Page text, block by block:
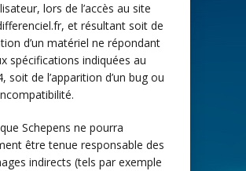
lors de l’accès au site
et résultant soit de
d’un matériel ne répondant
spécifications indiquées au
soit de l’apparition d’un bug ou
Schepens ne pourra
être tenue responsable des
indirects (tels par exemple